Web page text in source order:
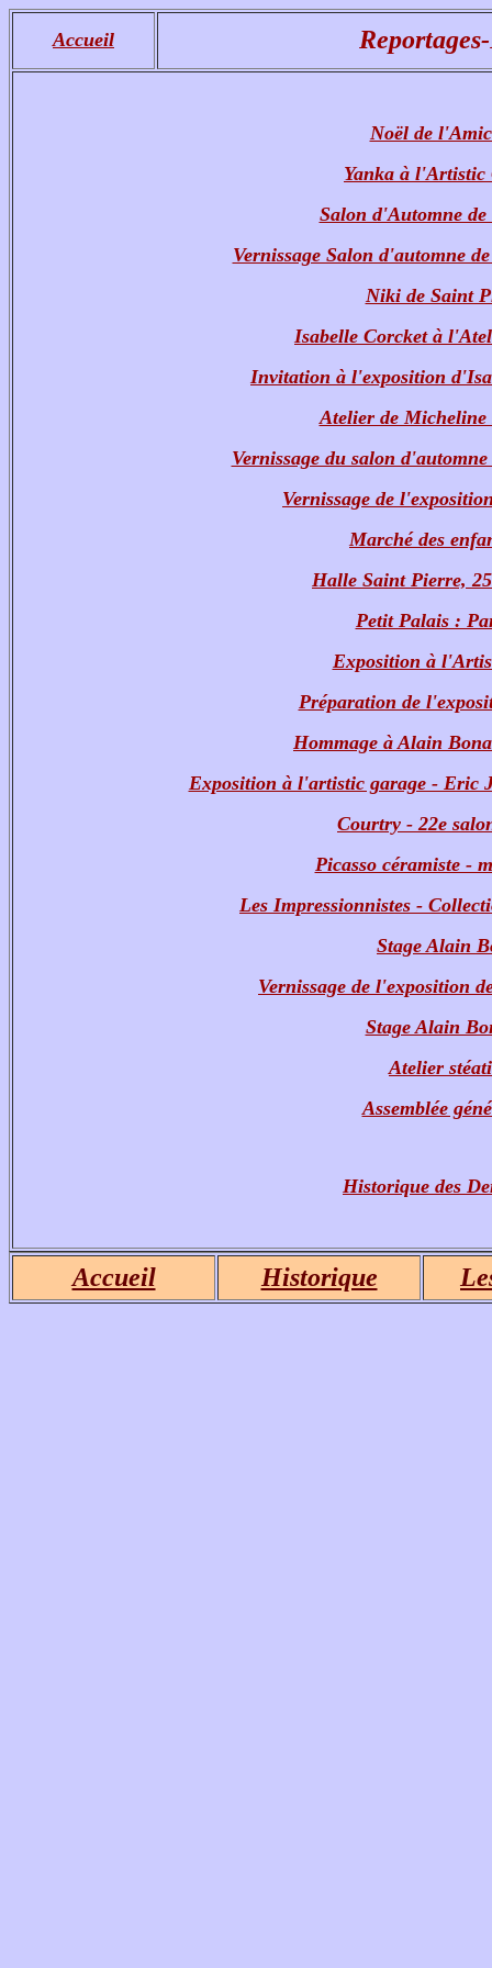
Accueil
Noël de
Yanka à l'Artistic
Salon d'Automne
Vernissage Salon d'automne
Niki de Saint
Isabelle Corcket à
Invitation à l'exposition
Atelier de Micheline
Vernissage du salon
Vernissage de
Marché des
Halle Saint Pierre,
Petit Palais :
Exposition à
Préparation de
Hommage à Alain
Exposition à l'artistic garage - Eric
Courtry - 22e
Picasso céramiste -
Les Impressionnistes -
Stage Alain
Vernissage de l'exposition
Stage Alain
Atelier
Assemblée
Historique des
Accueil Historique